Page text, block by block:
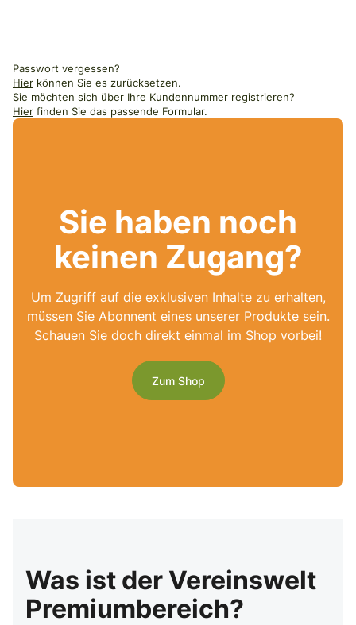
Passwort vergessen?
Hier können Sie es zurücksetzen.
Sie möchten sich über Ihre Kundennummer registrieren?
Hier finden Sie das passende Formular.
Sie haben noch
keinen Zugang?
Um Zugriff auf die exklusiven Inhalte zu erhalten,
müssen Sie Abonnent eines unserer Produkte sein.
Schauen Sie doch direkt einmal im Shop vorbei!
Zum Shop
Was ist der Vereinswelt
Premiumbereich?